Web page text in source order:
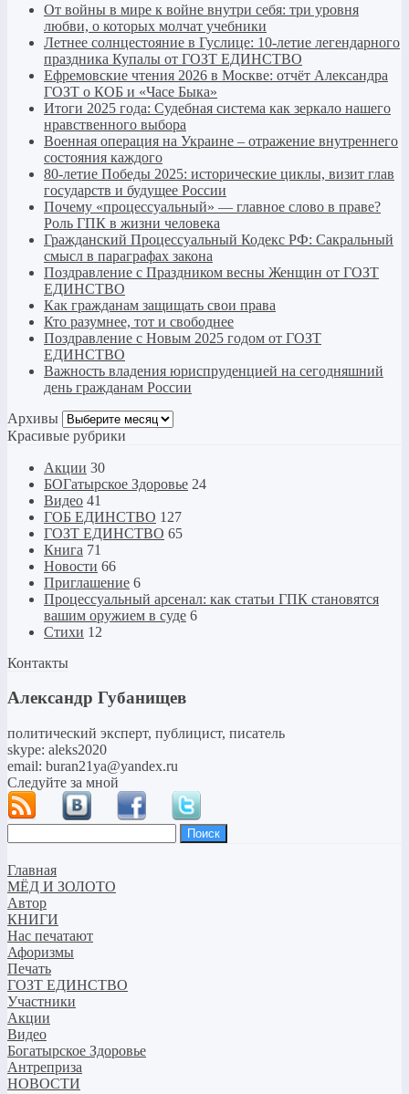
От войны в мире к войне внутри себя: три уровня
любви, о которых молчат учебники
Летнее солнцестояние в Гуслице: 10-летие легендарного
праздника Купалы от ГОЗТ ЕДИНСТВО
Ефремовские чтения 2026 в Москве: отчёт Александра
ГОЗТ о КОБ и «Часе Быка»
Итоги 2025 года: Судебная система как зеркало нашего
нравственного выбора
Военная операция на Украине – отражение внутреннего
состояния каждого
80-летие Победы 2025: исторические циклы, визит глав
государств и будущее России
Почему «процессуальный» — главное слово в праве?
Роль ГПК в жизни человека
Гражданский Процессуальный Кодекс РФ: Сакральный
смысл в параграфах закона
Поздравление с Праздником весны Женщин от ГОЗТ
ЕДИНСТВО
Как гражданам защищать свои права
Кто разумнее, тот и свободнее
Поздравление с Новым 2025 годом от ГОЗТ
ЕДИНСТВО
Важность владения юриспруденцией на сегодняшний
день гражданам России
Архивы Архивы
Красивые рубрики
Акции 30
БОГатырское Здоровье 24
Видео 41
ГОБ ЕДИНСТВО 127
ГОЗТ ЕДИНСТВО 65
Книга 71
Новости 66
Приглашение 6
Процессуальный арсенал: как статьи ГПК становятся
вашим оружием в суде 6
Стихи 12
Контакты
Александр Губанищев
политический эксперт, публицист, писатель
skype: aleks2020
email: buran21ya@yandex.ru
Следуйте за мной
Главная
МЁД И ЗОЛОТО
Автор
КНИГИ
Нас печатают
Афоризмы
Печать
ГОЗТ ЕДИНСТВО
Участники
Акции
Видео
Богатырское Здоровье
Антреприза
НОВОСТИ